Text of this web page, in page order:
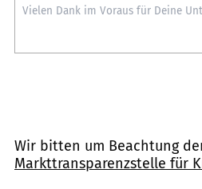
Wir bitten um Beachtung
Markttransparenzstelle für